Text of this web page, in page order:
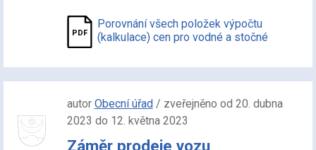
Porovnání všech položek výpočtu
(kalkulace) cen pro vodné a stočné
autor Obecní úřad/ zveřejněno od 20. dubna
2023 do 12. května 2023
Záměr prodeje vozu